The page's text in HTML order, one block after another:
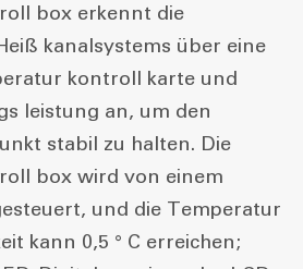
box erkennt die
kanalsystems über eine
kontroll karte und
leistung an, um den
stabil zu halten. Die
box wird von einem
und die Temperatur
kann 0,5 ° C erreichen;